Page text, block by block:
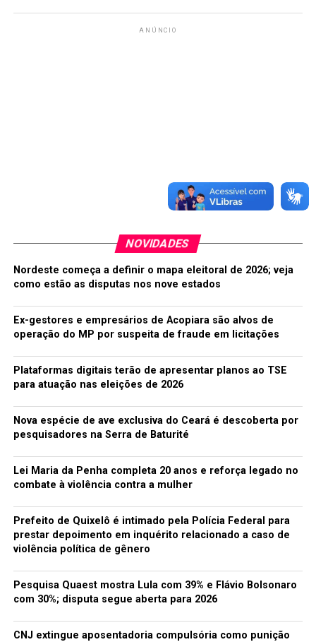
ANÚNCIO
NOVIDADES
Nordeste começa a definir o mapa eleitoral de 2026; veja
como estão as disputas nos nove estados
Ex-gestores e empresários de Acopiara são alvos de
operação do MP por suspeita de fraude em licitações
Plataformas digitais terão de apresentar planos ao TSE
para atuação nas eleições de 2026
Nova espécie de ave exclusiva do Ceará é descoberta por
pesquisadores na Serra de Baturité
Lei Maria da Penha completa 20 anos e reforça legado no
combate à violência contra a mulher
Prefeito de Quixelô é intimado pela Polícia Federal para
prestar depoimento em inquérito relacionado a caso de
violência política de gênero
Pesquisa Quaest mostra Lula com 39% e Flávio Bolsonaro
com 30%; disputa segue aberta para 2026
CNJ extingue aposentadoria compulsória como punição